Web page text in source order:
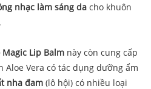
nhạc làm sáng da cho khuôn
Lip Balm này còn cung cấp
Vera có tác dụng dưỡng ẩm
nha đam (lô hội) có nhiều loại